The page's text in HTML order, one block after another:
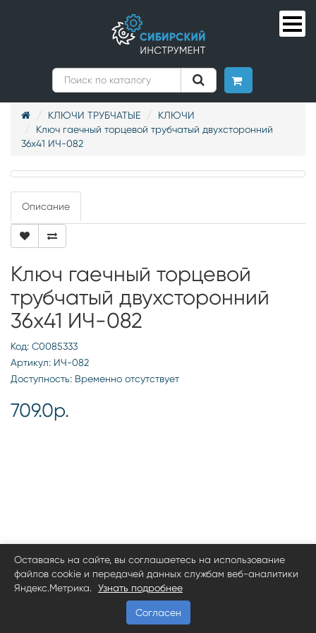
КЛЮЧИ ТРУБЧАТЫЕ
КЛЮЧИ
Ключ гаечный торцевой трубчатый двухсторонний
36х41 ИЧ-082
Описание
Ключ гаечный торцевой
трубчатый двухсторонний
36х41 ИЧ-082
Код: С0085333
Артикул: ИЧ-082
Доступность: Временно отсутствует
709.0р.
Оставаясь на сайте, вы соглашаетесь на использование
файлов cookie и передачей данных службам веб-аналитики
Яндекс.Метрика.
Узнать подробнее
Согласен